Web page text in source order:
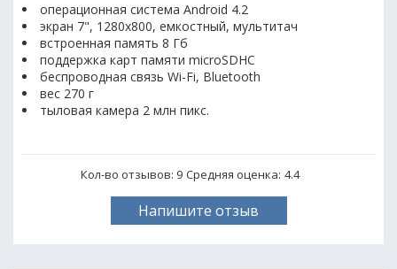
операционная система Android 4.2
экран 7", 1280x800, емкостный, мультитач
встроенная память 8 Гб
поддержка карт памяти microSDHC
беспроводная связь Wi-Fi, Bluetooth
вес 270 г
тыловая камера 2 млн пикс.
Кол-во отзывов: 9 Средняя оценка: 4.4
Напишите отзыв